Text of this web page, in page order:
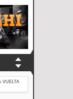
VUELTA